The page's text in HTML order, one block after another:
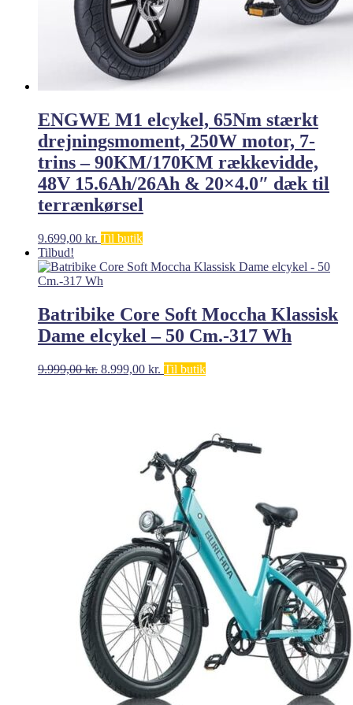
ENGWE M1 elcykel, 65Nm stærkt
drejningsmoment, 250W motor, 7-
trins – 90KM/170KM rækkevidde,
48V 15.6Ah/26Ah & 20×4.0″ dæk til
terrænkørsel
9.699,00 kr. Til butik
Tilbud!
Batribike Core Soft Moccha Klassisk
Dame elcykel – 50 Cm.-317 Wh
9.999,00kr. Den
8.999,00 kr. Den
Til butik